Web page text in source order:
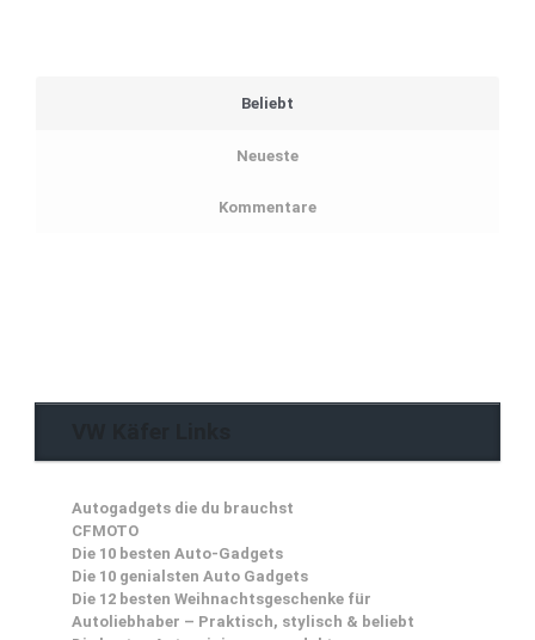
Beliebt
Neueste
Kommentare
Autogadgets die du brauchst
CFMOTO
Die 10 besten Auto-Gadgets
Die 10 genialsten Auto Gadgets
Die 12 besten Weihnachtsgeschenke für
Autoliebhaber – Praktisch, stylisch & beliebt